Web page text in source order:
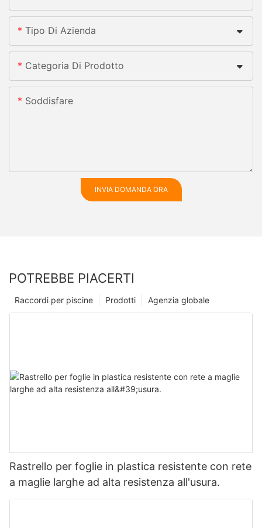
Tipo Di Azienda
Categoria Di Prodotto
Soddisfare
INVIA DOMANDA ORA
POTREBBE PIACERTI
Agenzia globale
Prodotti
Raccordi per piscine
Rastrello per foglie in plastica resistente con rete
a maglie larghe ad alta resistenza all'usura.